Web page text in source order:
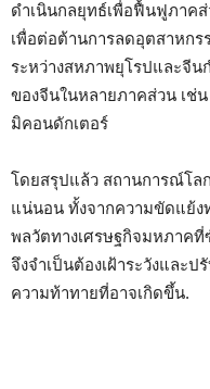
ดำเนินกลยุทธ์เพื่อฟื้นฟูภาค
เพื่อต่อต้านการลดอุตสาหกร
ระหว่างสหภาพยุโรปและจีน
ของจีนในหลายภาคส่วน เช่
มิคอนดักเตอร์
โดยสรุปแล้ว สถานการณ์โล
แน่นอน ทั้งจากความขัดแย้ง
พลวัตทางเศรษฐกิจมหภาค
จึงจำเป็นต้องเฝ้าระวังและ
ความท้าทายที่อาจเกิดขึ้น.